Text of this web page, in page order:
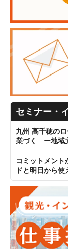
セミナー・
九州 高千穂の
業づく ー地域
コミットメン
ドと明日から